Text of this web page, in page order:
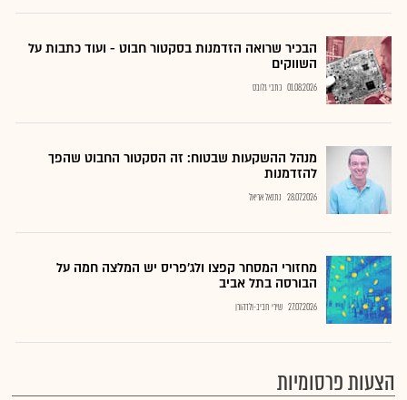
הבכיר שרואה הזדמנות בסקטור חבוט - ועוד כתבות על
השווקים
01.08.2026 כתבי גלובס
מנהל ההשקעות שבטוח: זה הסקטור החבוט שהפך
להזדמנות
28.07.2026 נתנאל אריאל
מחזורי המסחר קפצו ולג'פריס יש המלצה חמה על
הבורסה בתל אביב
27.07.2026 שירי חביב-ולדהורן
הצעות פרסומיות